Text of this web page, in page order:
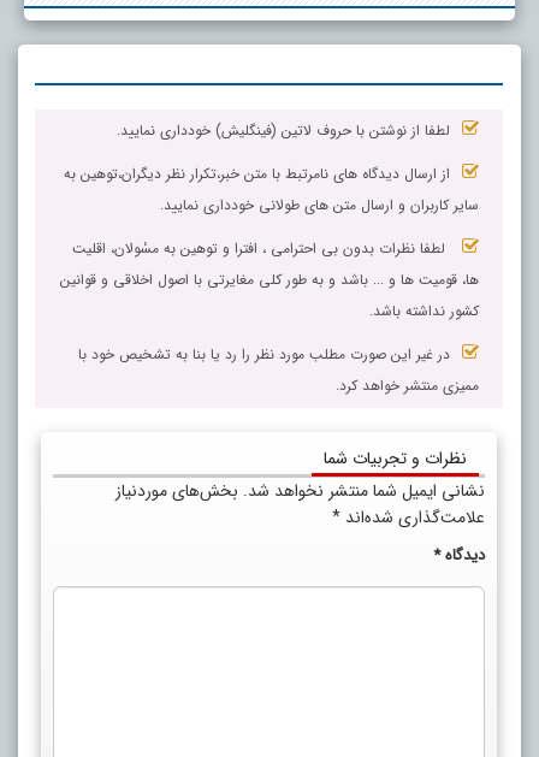
لطفا از نوشتن با حروف لاتین (فینگلیش) خودداری نمایید.
از ارسال دیدگاه های نامرتبط با متن خبر،تکرار نظر دیگران،توهین به
سایر کاربران و ارسال متن های طولانی خودداری نمایید.
لطفا نظرات بدون بی احترامی ، افترا و توهین به مسٔولان، اقلیت
ها، قومیت ها و ... باشد و به طور کلی مغایرتی با اصول اخلاقی و قوانین
کشور نداشته باشد.
در غیر این صورت مطلب مورد نظر را رد یا بنا به تشخیص خود با
ممیزی منتشر خواهد کرد.
نظرات و تجربیات شما
نشانی ایمیل شما منتشر نخواهد شد. بخش‌های موردنیاز
علامت‌گذاری شده‌اند *
دیدگاه*